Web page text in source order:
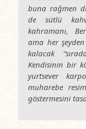
buna rağmen
de sütlü
kahramanı,
ama her
kalacak
Kendisinin bir
yurtsever
muharebe
göstermesini